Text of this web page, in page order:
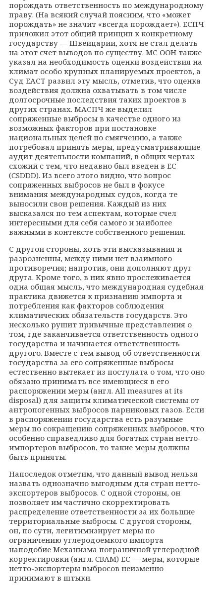
порождать ответственность по международному
праву. (На всякий случай поясним, что «может
порождать» не значит «всегда порождает»). ЕСПЧ
приложил этот общий принцип к конкретному
государству — Швейцарии, хотя не стал делать
на этот счет выводов по существу. МС ООН также
указал на необходимость оценки воздействия на
климат особо крупных планируемых проектов, а
Суд ЕАСТ развил эту мысль, отметив, что оценка
воздействия должна охватывать в том числе
долгосрочные последствия таких проектов в
других странах. МАСПЧ же выделил
сопряженные выбросы в качестве одного из
возможных факторов при постановке
национальных целей по смягчению, а также
потребовал принять меры, предусматривающие
аудит деятельности компаний, в общих чертах
схожий с тем, что недавно был введен в ЕС
(CSDDD). Из всего этого видно, что вопрос
сопряженных выбросов не был в фокусе
внимания международных судов, когда те
выносили свои решения. Каждый из них
высказался по тем аспектам, которые счел
интересными для себя самого и наиболее
важными в контексте собственного решения.
С другой стороны, хоть эти высказывания и
разрозненны, между ними нет взаимного
противоречия; напротив, они дополняют друг
друга. Кроме того, в них явно прослеживается
одна общая мысль, что международная судебная
практика движется к признанию импорта и
потребления как факторов соблюдения
климатических обязательств государств. Это
несколько рушит привычные представления о
том, где заканчивается ответственность одного
государства и начинается ответственность
другого. Вместе с тем вывод об ответственности
государства за его сопряженные выбросы
естественно вытекает из постулата о том, что оно
обязано принимать все имеющиеся в его
распоряжении меры (англ. All measures at its
disposal) для защиты климатической системы от
антропогенных выбросов парниковых газов. Если
в распоряжении государства есть разумные
меры по сокращению сопряженных выбросов, что
особенно справедливо для богатых стран нетто-
импортеров выбросов, то такие меры должны
быть приняты.
Напоследок отметим, что данный вывод нельзя
назвать однозначно выгодным для стран нетто-
экспортеров выбросов. С одной стороны, он
позволяет им частично скорректировать
распределение ответственности за их большие
территориальные выбросы. С другой стороны,
он, по сути, легитимизирует меры по
ограничению углеродоемкого импорта
наподобие Механизма пограничной углеродной
корректировки (англ. CBAM) ЕС — меры, которые
нетто-экспортеры выбросов неизменно
принимают в штыки.